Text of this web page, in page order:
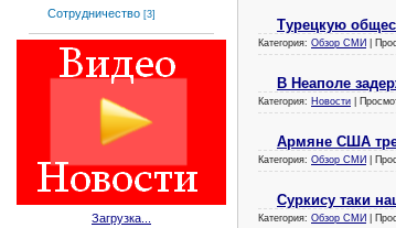
Сотрудничество [3]
Загрузка...
Турецкую
Категория: Обзор СМИ |
В Неаполе
Категория: Новости |
Армяне США
Категория: Обзор СМИ |
Суркису таки
Категория: Обзор СМИ |